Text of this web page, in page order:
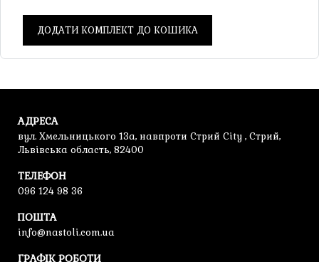
ДОДАТИ КОМПЛЕКТ ДО КОШИКА
АДРЕСА
вул. Хмельницького 13а, навпроти Стрий City , Стрий,
Львівська область, 82400
ТЕЛЕФОН
096 124 98 36
ПОШТА
info@nastoli.com.ua
ГРАФІК РОБОТИ